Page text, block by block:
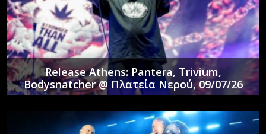
Release Athens: Pantera, Trivium,
Bodysnatcher @ Πλατεία Νερού, 09/07/26